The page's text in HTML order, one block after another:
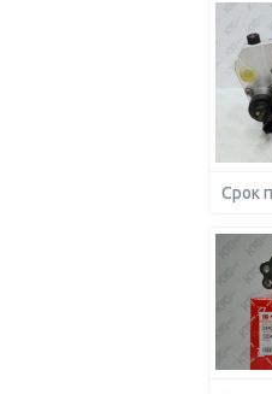
Срок